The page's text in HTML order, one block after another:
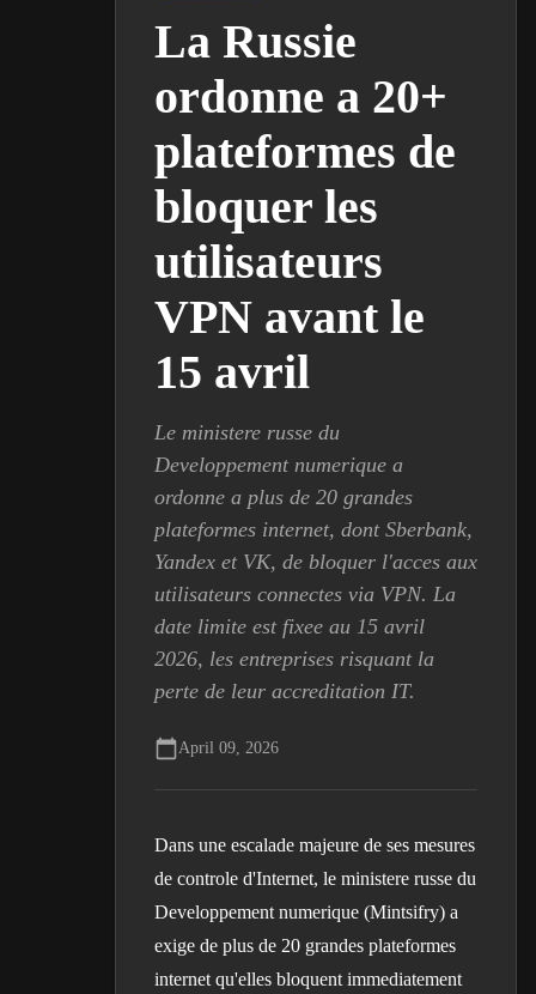
La Russie
ordonne a 20+
plateformes de
bloquer les
utilisateurs
VPN avant le
15 avril
Le ministere russe du
Developpement numerique a
ordonne a plus de 20 grandes
plateformes internet, dont Sberbank,
Yandex et VK, de bloquer l'acces aux
utilisateurs connectes via VPN. La
date limite est fixee au 15 avril
2026, les entreprises risquant la
perte de leur accreditation IT.
April 09, 2026
Dans une escalade majeure de ses mesures
de controle d'Internet, le ministere russe du
Developpement numerique (Mintsifry) a
exige de plus de 20 grandes plateformes
internet qu'elles bloquent immediatement